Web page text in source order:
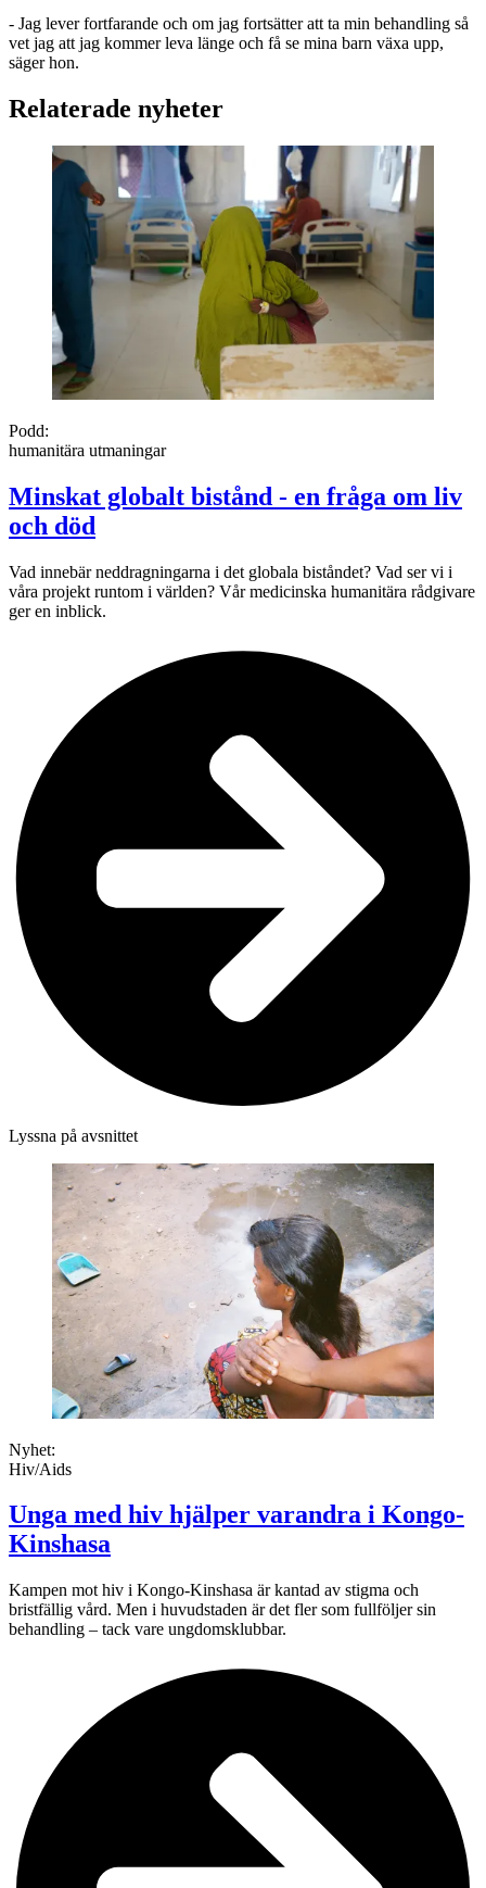
- Jag lever fortfarande och om jag fortsätter att ta min behandling så
vet jag att jag kommer leva länge och få se mina barn växa upp,
säger hon.
Relaterade nyheter
Podd:
humanitära utmaningar
Minskat globalt bistånd - en fråga om liv
och död
Vad innebär neddragningarna i det globala biståndet? Vad ser vi i
våra projekt runtom i världen? Vår medicinska humanitära rådgivare
ger en inblick.
Lyssna på avsnittet
Nyhet:
Hiv/Aids
Unga med hiv hjälper varandra i Kongo-
Kinshasa
Kampen mot hiv i Kongo-Kinshasa är kantad av stigma och
bristfällig vård. Men i huvudstaden är det fler som fullföljer sin
behandling – tack vare ungdomsklubbar.